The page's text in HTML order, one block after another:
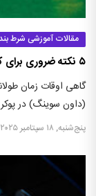
مقالات آموزشی شرط
۵ نکته ضروری برای کنار آمدن با نزول سرمایه در پوکر
گاهی اوقات زمان
(داون سوینگ) در
پنج‌شنبه, ۱۸ سپتامبر ۲۰۲۵